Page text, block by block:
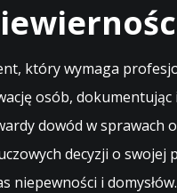
który wymaga
osób,
dowód w sprawach
decyzji o swojej
niepewności i